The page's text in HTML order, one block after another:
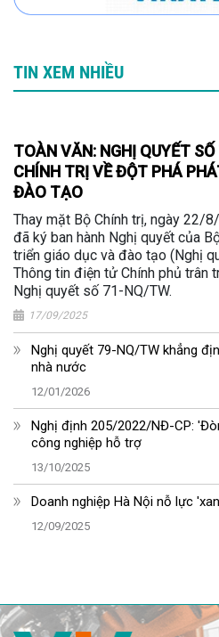
TIN XEM NHIỀU
TOÀN VĂN: NGHỊ QUYẾT
CHÍNH TRỊ VỀ ĐỘT PHÁ
ĐÀO TẠO
Thay mặt Bộ Chính trị, ngày 22/
đã ký ban hành Nghị quyết của
triển giáo dục và đào tạo (Nghị
Thông tin điện tử Chính phủ trân
Nghị quyết số 71-NQ/TW.
17/09/2025
Nghị quyết 79-NQ/TW khẳng
nhà nước
12/01/2026
Nghị định 205/2022/NĐ-CP:
công nghiệp hỗ trợ
13/10/2025
Doanh nghiệp Hà Nội nỗ lực
12/09/2025